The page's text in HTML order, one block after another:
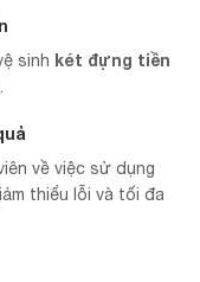
sinh két đựng tiền
về việc sử dụng
thiểu lỗi và tối đa